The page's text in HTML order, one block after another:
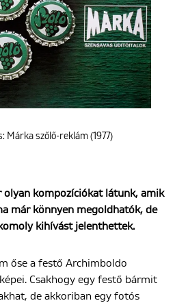
Márka szőlő-reklám (1977)
olyan kompozíciókat látunk, amik
már könnyen megoldhatók, de
kihívást jelenthettek.
őse a festő Archimboldo
Csakhogy egy festő bármit
de akkoriban egy fotós